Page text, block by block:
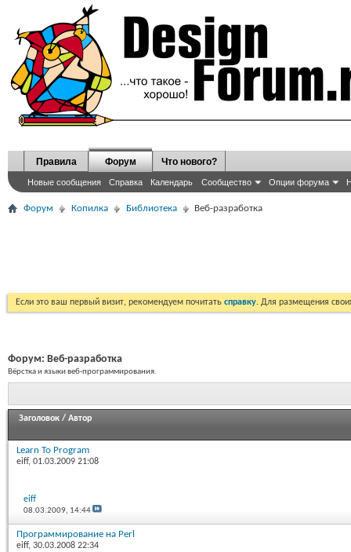
Правила Форум
Новые сообщения Справка Календарь Сообщество Опции форума
Что нового?
Форум Копилка Библиотека Веб-разработка
Если это ваш первый визит, рекомендуем почитать справку. Для размещения
Форум: Веб-разработка
Вёрстка и языки веб-программирования.
Заголовок / Автор
Learn To Program
eiff, 01.03.2009 21:08
eiff
08.03.2009, 14:44
Программирование на Perl
eiff, 30.03.2008 22:34